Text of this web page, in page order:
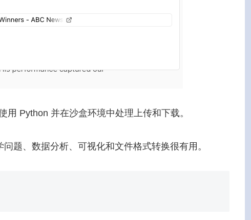
Python 并在沙盒环境中处理上传和下载。
题、数据分析、可视化和文件格式转换很有用。